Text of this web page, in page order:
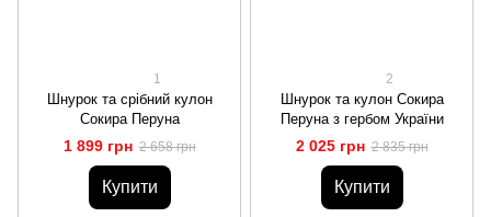
1
Шнурок та срібний кулон
Сокира Перуна
1 899 грн 2 658 грн
Купити
2
Шнурок та кулон Сокира
Перуна з гербом України
2 025 грн 2 835 грн
Купити